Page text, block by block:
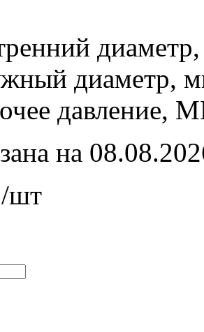
диаметр,
давление,
на
шт